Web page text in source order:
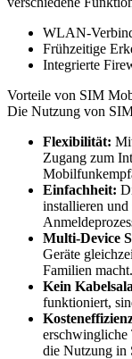
WLAN-
Frühzeitige
Integrierte
Vorteile von SIM
Die Nutzung von
Flexibilität:
Zugang zum
Einfachheit:
installieren
Multi-Device
Geräte
Familien macht.
Kein
funktioniert,
erschwingliche
die Nutzung in